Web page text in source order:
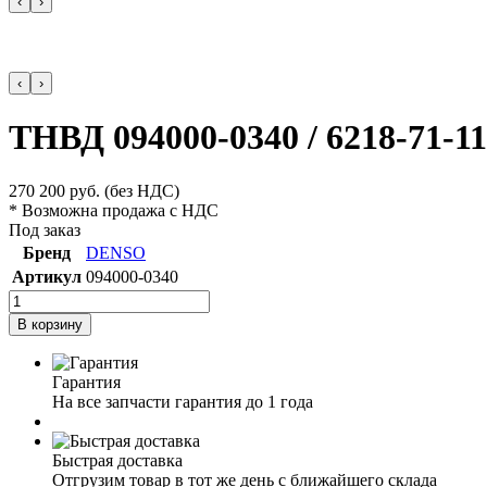
‹ ›
ТНВД 094000-0340 / 6218-71-
270 200 руб. (без НДС)
* Возможна продажа с НДС
Под заказ
Бренд
DENSO
Артикул 094000-0340
В корзину
Гарантия
На все запчасти гарантия до 1 года
Быстрая доставка
Отгрузим товар в тот же день с ближайшего склада